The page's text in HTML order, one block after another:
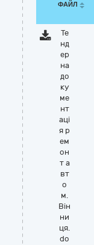
ФАЙЛ
Те
нд
ер
на
до
ку
ме
нт
аці
я р
ем
он
т а
вт
о
м.
Він
ни
ця.
do